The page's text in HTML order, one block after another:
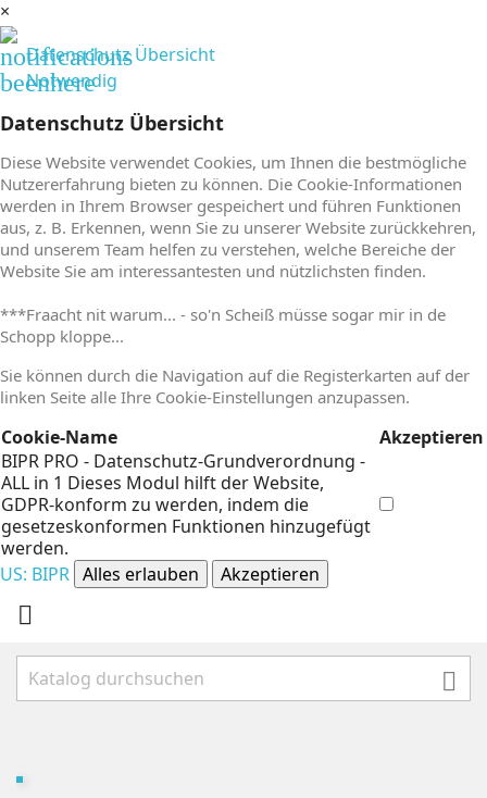
×
notifications
Datenschutz Übersicht
beenhere
Notwendig
Datenschutz Übersicht
Diese Website verwendet Cookies, um Ihnen die bestmögliche
Nutzererfahrung bieten zu können. Die Cookie-Informationen
werden in Ihrem Browser gespeichert und führen Funktionen
aus, z. B. Erkennen, wenn Sie zu unserer Website zurückkehren,
und unserem Team helfen zu verstehen, welche Bereiche der
Website Sie am interessantesten und nützlichsten finden.
***Fraacht nit warum... - so'n Scheiß müsse sogar mir in de
Schopp kloppe...
Sie können durch die Navigation auf die Registerkarten auf der
linken Seite alle Ihre Cookie-Einstellungen anzupassen.
Cookie-Name
Akzeptieren
BIPR PRO - Datenschutz-Grundverordnung -
ALL in 1 Dieses Modul hilft der Website,
GDPR-konform zu werden, indem die
gesetzeskonformen Funktionen hinzugefügt
werden.
US: BIPR Alles erlauben Akzeptieren

